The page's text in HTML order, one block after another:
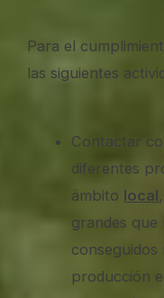
Para el
las siguientes
Contactar
diferentes
ámbito local
grandes que
conseguidos
producción